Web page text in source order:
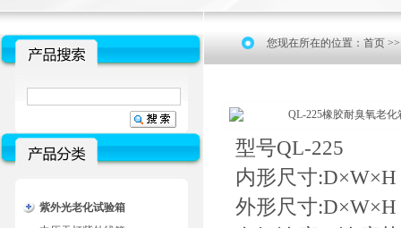
紫外光老化试验箱
您现在所在的位置： 首页
型号QL-225
内形尺寸:D×W×H
外形尺寸:D×W×H